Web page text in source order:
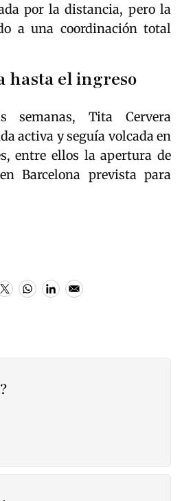
por la distancia, pero la
a una coordinación total
hasta el ingreso
semanas, Tita Cervera
activa y seguía volcada en
entre ellos la apertura de
Barcelona prevista para